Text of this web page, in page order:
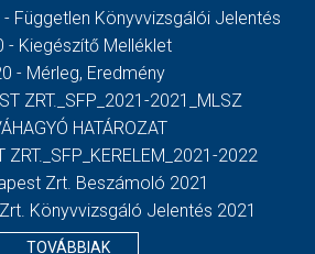
Független Könyvvizsgálói Jelentés
- Kiegészítő Melléklet
- Mérleg, Eredmény
ZRT._SFP_2021-2021_MLSZ
HATÁROZAT
ZRT._SFP_KERELEM_2021-2022
Zrt. Beszámoló 2021
Könyvvizsgáló Jelentés 2021
TOVÁBBIAK